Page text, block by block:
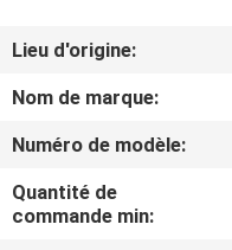
DE
NOUS
VISITE
D'USINE
Lieu d'origine:
Nom de marque:
Numéro de modèle:
Quantité de
commande min: